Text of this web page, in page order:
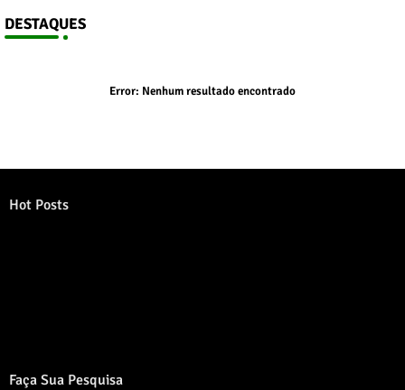
DESTAQUES
Error: Nenhum resultado encontrado
Hot Posts
Faça Sua Pesquisa